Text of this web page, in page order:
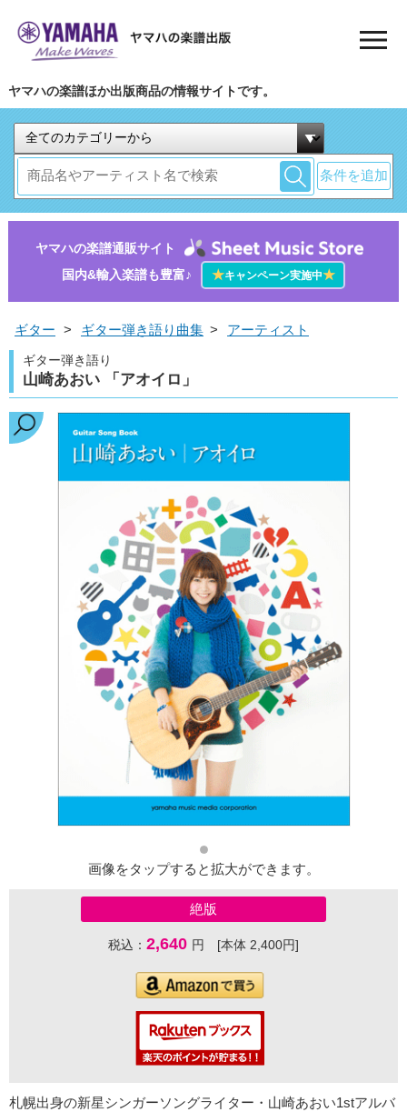
ヤマハの楽譜ほか出版商品の情報サイトです。
条件を追加
ヤマハの楽譜通販サイト
国内&輸入楽譜も豊富♪
★キャンペーン実施中★
ギター > ギター弾き語り曲集 > アーティスト
ギター弾き語り
山崎あおい 「アオイロ」
画像をタップすると拡大ができます。
絶版
税込： 2,640 円 [本体 2,400円]
札幌出身の新星シンガーソングライター・山崎あおい1stアルバ